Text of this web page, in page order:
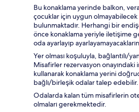
Bu konaklama yerinde balkon,
çocuklar için uygun olmayabilecek
bulunmaktadır. Herhangi bir
önce konaklama yeriyle iletişime
oda ayarlayıp
Yer olması koşuluyla, bağlantılı/
Misafirler rezervasyon
kullanarak konaklama yerini
bağlı/birleşik odalar talep edebilir.
Odalarda kalan tüm misafirlerin
olmaları gerekmektedir.